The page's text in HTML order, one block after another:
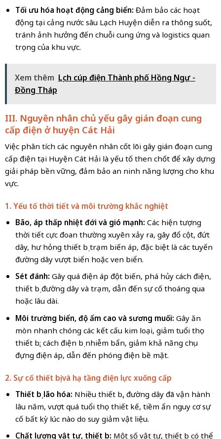
Tối ưu hóa hoạt động cảng biển: Đảm bảo các hoạt
động tại cảng nước sâu Lạch Huyện diễn ra thông suốt,
tránh ảnh hưởng đến chuỗi cung ứng và logistics quan
trọng của khu vực.
Xem thêm Lịch cúp điện Thành phố Hồng Ngự -
Đồng Tháp
III. Nguyên nhân chủ yếu gây gián đoạn cung
cấp điện ở huyện Cát Hải
Việc phân tích các nguyên nhân cốt lõi gây gián đoạn cung
cấp điện tại Huyện Cát Hải là yếu tố then chốt để xây dựng
giải pháp bền vững, đảm bảo an ninh năng lượng cho khu
vực.
1. Yếu tố thời tiết và môi trường khắc nghiệt
Bão, áp thấp nhiệt đới và gió mạnh: Các hiện tượng
thời tiết cực đoan thường xuyên xảy ra, gây đổ cột, đứt
dây, hư hỏng thiết bị trạm biến áp, đặc biệt là các tuyến
đường dây vượt biển hoặc ven biển.
Sét đánh: Gây quá điện áp đột biến, phá hủy cách điện,
thiết bị đường dây và trạm, dẫn đến sự cố thoáng qua
hoặc lâu dài.
Môi trường biển, độ ẩm cao và sương muối: Gây ăn
mòn nhanh chóng các kết cấu kim loại, giảm tuổi thọ
thiết bị; cách điện bị nhiễm bẩn, giảm khả năng chịu
đựng điện áp, dẫn đến phóng điện bề mặt.
2. Sự cố thiết bị và hạ tầng điện lực xuống cấp
Thiết bị lão hóa: Nhiều thiết bị, đường dây đã vận hành
lâu năm, vượt quá tuổi thọ thiết kế, tiềm ẩn nguy cơ sự
cố bất kỳ lúc nào do suy giảm vật liệu.
Chất lượng vật tư, thiết bị: Một số vật tư, thiết bị có thể